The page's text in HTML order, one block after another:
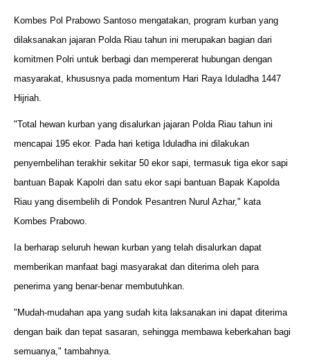
Kombes Pol Prabowo Santoso mengatakan, program kurban yang
dilaksanakan jajaran Polda Riau tahun ini merupakan bagian dari
komitmen Polri untuk berbagi dan mempererat hubungan dengan
masyarakat, khususnya pada momentum Hari Raya Iduladha 1447
Hijriah.
"Total hewan kurban yang disalurkan jajaran Polda Riau tahun ini
mencapai 195 ekor. Pada hari ketiga Iduladha ini dilakukan
penyembelihan terakhir sekitar 50 ekor sapi, termasuk tiga ekor sapi
bantuan Bapak Kapolri dan satu ekor sapi bantuan Bapak Kapolda
Riau yang disembelih di Pondok Pesantren Nurul Azhar," kata
Kombes Prabowo.
Ia berharap seluruh hewan kurban yang telah disalurkan dapat
memberikan manfaat bagi masyarakat dan diterima oleh para
penerima yang benar-benar membutuhkan.
"Mudah-mudahan apa yang sudah kita laksanakan ini dapat diterima
dengan baik dan tepat sasaran, sehingga membawa keberkahan bagi
semuanya," tambahnya.